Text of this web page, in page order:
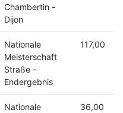
Chambertin -
Dijon
Nationale
Meisterschaft
Straße -
Endergebnis
117,00
Nationale
36,00